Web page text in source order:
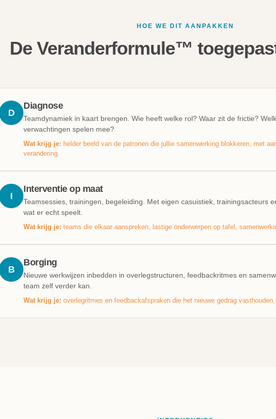
HOE WE DIT AANPAKKEN
De Veranderformule™
D
Diagnose
Teamdynamiek in kaart brengen. Wie heeft welke rol? Waar zit de frictie?
verwachtingen spelen mee?
Wat krijg je: helder beeld van de patronen die jullie samenwerking blokkeren, met
verandering.
I
Interventie op maat
Teamsessies, trainingen, begeleiding. Met eigen casuistiek, trainingsacteurs
wat er echt speelt.
Wat krijg je: teams die elkaar aanspreken, lastige onderwerpen op tafel,
B
Borging
Nieuwe werkwijzen inbedden in overlegstructuren, feedbackritmes en
team zelf verder kan.
Wat krijg je: overlegritmes en feedbackafspraken die het nieuwe gedrag